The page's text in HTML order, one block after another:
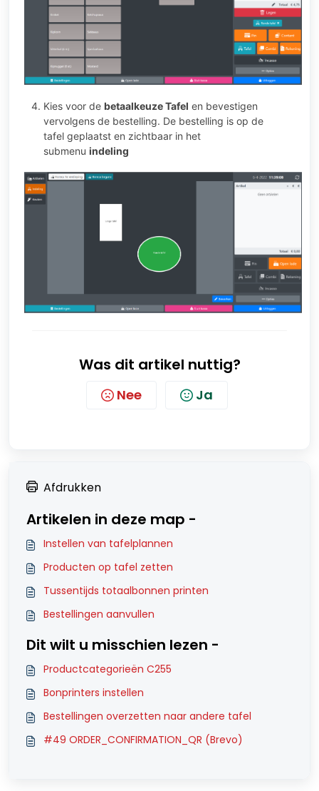
Kies voor de betaalkeuze Tafel en bevestigen
vervolgens de bestelling. De bestelling is op de
tafel geplaatst en zichtbaar in het
submenu indeling
Was dit artikel nuttig?
Nee Ja
Afdrukken
Artikelen in deze map -
Instellen van tafelplannen
Producten op tafel zetten
Tussentijds totaalbonnen printen
Bestellingen aanvullen
Dit wilt u misschien lezen -
Productcategorieën C255
Bonprinters instellen
Bestellingen overzetten naar andere tafel
#49 ORDER_CONFIRMATION_QR (Brevo)